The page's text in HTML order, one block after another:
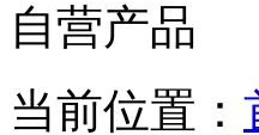
自营产品
当前位置：